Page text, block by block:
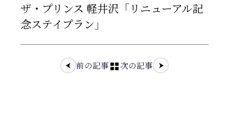
ザ・プリンス 軽井沢「リニューアル記
念ステイプラン」
前の記事 次の記事